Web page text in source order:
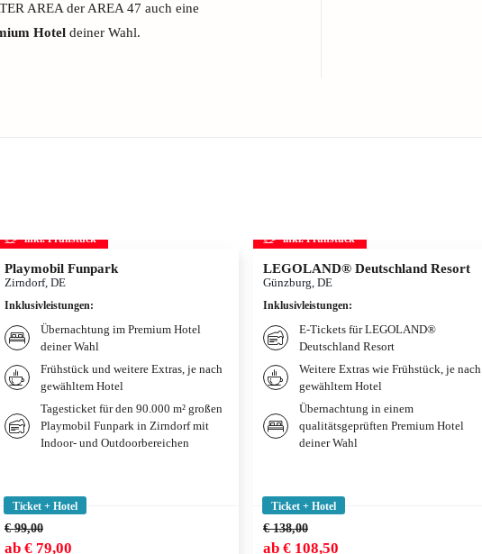
AREA der AREA 47 auch eine
Hotel deiner Wahl.
inkl. Frühstück
Playmobil Funpark
Zirndorf, DE
Inklusivleistungen:
Übernachtung im Premium Hotel
deiner Wahl
Frühstück und weitere Extras, je nach
gewähltem Hotel
Tagesticket für den 90.000 m² großen
Playmobil Funpark in Zirndorf mit
Indoor- und Outdoorbereichen
Ticket + Hotel
€ 99,00
ab € 79,00
inkl. Frühstück
LEGOLAND® Deutschland Resort
Günzburg, DE
Inklusivleistungen:
E-Tickets für LEGOLAND®
Deutschland Resort
Weitere Extras wie Frühstück, je nach
gewähltem Hotel
Übernachtung in einem
qualitätsgeprüften Premium Hotel
deiner Wahl
Ticket + Hotel
€ 138,00
ab € 108,50